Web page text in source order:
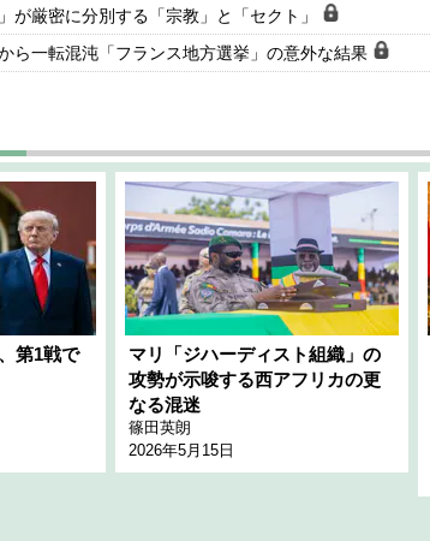
が厳密に分別する「宗教」と「セクト」
ら一転混沌「フランス地方選挙」の意外な結果
第1戦で
マリ「ジハーディスト組織」の
攻勢が示唆する西アフリカの更
なる混迷
篠田英朗
2026年5月15日